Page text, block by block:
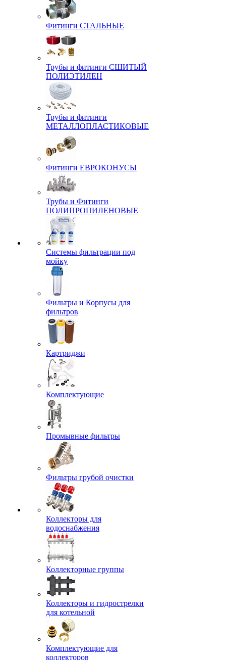
Фитинги СТАЛЬНЫЕ
Трубы и фитинги СШИТЫЙ
ПОЛИЭТИЛЕН
Трубы и фитинги
МЕТАЛЛОПЛАСТИКОВЫЕ
Фитинги ЕВРОКОНУСЫ
Трубы и Фитинги
ПОЛИПРОПИЛЕНОВЫЕ
Системы фильтрации под
мойку
Фильтры и Корпусы для
фильтров
Картриджи
Комплектующие
Промывные фильтры
Фильтры грубой очистки
Коллекторы для
водоснабжения
Коллекторные группы
Коллекторы и гидрострелки
для котельной
Комплектующие для
коллекторов